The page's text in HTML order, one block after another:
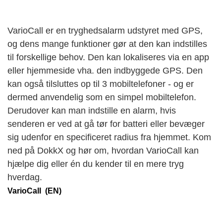
VarioCall er en tryghedsalarm udstyret med GPS,
og dens mange funktioner gør at den kan indstilles
til forskellige behov. Den kan lokaliseres via en app
eller hjemmeside vha. den indbyggede GPS. Den
kan også tilsluttes op til 3 mobiltelefoner - og er
dermed anvendelig som en simpel mobiltelefon.
Derudover kan man indstille en alarm, hvis
senderen er ved at gå tør for batteri eller bevæger
sig udenfor en specificeret radius fra hjemmet. Kom
ned på DokkX og hør om, hvordan VarioCall kan
hjælpe dig eller én du kender til en mere tryg
hverdag.
VarioCall (EN)